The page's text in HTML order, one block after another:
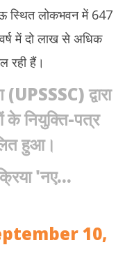
छोटे भाई का शव देख बिलख पड़ा
स्थित लोकभवन में 647
में दो लाख से अधिक
रही हैं।
द्वारा
के नियुक्ति-पत्र
हुआ।
'नए…
10,